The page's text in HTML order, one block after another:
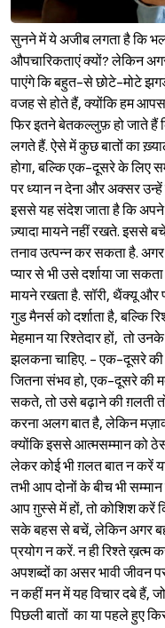
सुनने में ये अजीब लगता है कि
औपचारिकताएं क्यों? लेकिन
पाएंगे कि बहुत-से छोटे-मोटे
वजह से होते हैं, क्योंकि हम
फिर इतने बेतकल्लुफ़ हो जाते हैं
लगते हैं. ऐसे में कुछ बातों का
होगा, बल्कि एक-दूसरे के लिए
पर ध्यान न देना और अक्सर उन्हें
इससे यह संदेश जाता है कि अपने
ज़्यादा मायने नहीं रखते. इससे
तनाव उत्पन्न कर सकता है.
प्यार से भी उसे दर्शाया जा
मायने रखता है. सॉरी, थैंक्यू और
गुड मैनर्स को दर्शाता है, बल्कि
मेहमान या रिश्तेदार हों, तो
झलकना चाहिए. - एक-दूसरे
जितना संभव हो, एक-दूसरे की
सकते, तो उसे बढ़ाने की ग़लती
करना अलग बात है, लेकिन
क्योंकि इससे आत्मसम्मान को
लेकर कोई भी ग़लत बात न करें
तभी आप दोनों के बीच भी
आप ग़ुस्से में हों, तो कोशिश करें
सके बहस से बचें, लेकिन अगर
प्रयोग न करें. न ही रिश्ते ख़त्म
अपशब्दों का असर भावी जीवन
न कहीं मन में यह विचार दबे हैं,
पिछली बातों का या पहले हुए